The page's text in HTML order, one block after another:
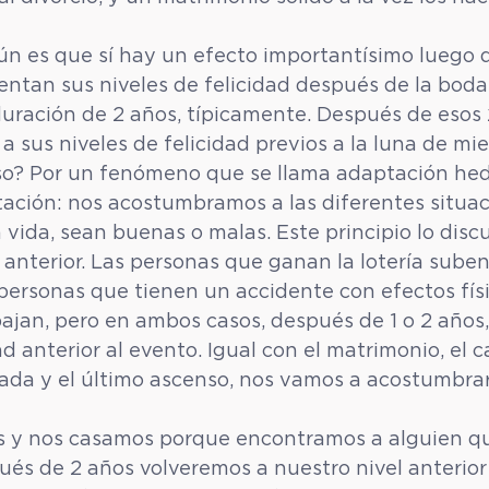
es que sí hay un efecto importantísimo luego
sus niveles de felicidad después de la
de 2 años, típicamente. Después de esos
sus niveles de felicidad previos a la luna de
Por un fenómeno que se llama adaptación
nos acostumbramos a las diferentes
vida, sean buenas o malas. Este principio lo
Las personas que ganan la lotería
que tienen un accidente con efectos
pero en ambos casos, después de 1 o 2
anterior al evento. Igual con el matrimonio, el
y el último ascenso, nos vamos a
y nos casamos porque encontramos a alguien
de 2 años volveremos a nuestro nivel